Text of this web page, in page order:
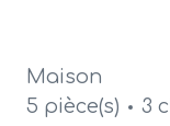
Maison
5 pièce(s)
3